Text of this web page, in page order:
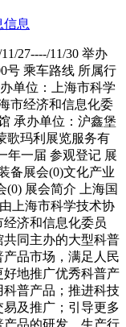
信息
27----/11/30 举办
号 乘车路线 所属行
单位：上海市科学
市经济和信息化委
承办单位：沪鑫堡
歌玛利展览服务有
年一届 参观登记 展
备展会(0)文化产业
(0) 展会简介 上海国
上海市科学技术协
济和信息化委员
同主办的大型科普
品市场，满足人民
地推广优秀科普产
普产品；推进科技
及推广；引导更多